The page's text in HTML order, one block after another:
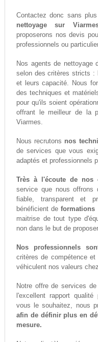
Contactez donc sans
nettoyage sur
proposerons nos devis
professionnels ou
Nos agents de nettoyage
selon des critères stricts :
et leurs capacité. Nous
des techniques et
pour qu'ils soient
offrant le meilleur de la
Viarmes.
Nous recrutons nos
de services que vous
adaptés et professionnels
Très à l'écoute de nos
service que nous
fiable, transparent et
bénéficient deformations
maitrise de tout type
non dans le but de
Nos professionnels
critères de compétence
véhiculent nos valeurs
Notre offre de services
l'excellent rapport
vous le souhaitez, nous
afin de définir plus en
mesure.